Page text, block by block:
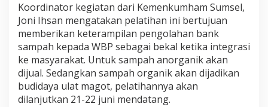
Koordinator kegiatan dari Kemenkumham Sumsel,
Joni Ihsan mengatakan pelatihan ini bertujuan
memberikan keterampilan pengolahan bank
sampah kepada WBP sebagai bekal ketika integrasi
ke masyarakat. Untuk sampah anorganik akan
dijual. Sedangkan sampah organik akan dijadikan
budidaya ulat magot, pelatihannya akan
dilanjutkan 21-22 juni mendatang.